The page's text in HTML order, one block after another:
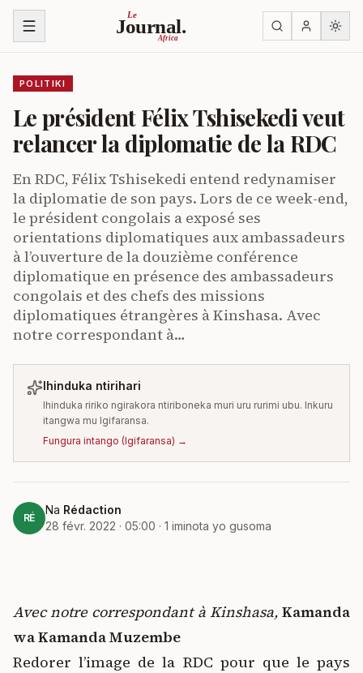
Ja ku biri muri urupapuro
Le
Journal.
Africa
POLITIKI
Le président Félix Tshisekedi veut
relancer la diplomatie de la RDC
En RDC, Félix Tshisekedi entend redynamiser
la diplomatie de son pays. Lors de ce week-end,
le président congolais a exposé ses
orientations diplomatiques aux ambassadeurs
à l’ouverture de la douzième conférence
diplomatique en présence des ambassadeurs
congolais et des chefs des missions
diplomatiques étrangères à Kinshasa. Avec
notre correspondant à…
Ihinduka ntirihari
Ihinduka ririko ngirakora ntiriboneka muri uru rurimi ubu. Inkuru
itangwa mu Igifaransa.
Fungura intango (Igifaransa) →
RÉ
Na Rédaction
28 févr. 2022 · 05:00 · 1 iminota yo gusoma
Avec notre correspondant à Kinshasa, Kamanda
wa Kamanda Muzembe
Redorer l’image de la RDC pour que le pays